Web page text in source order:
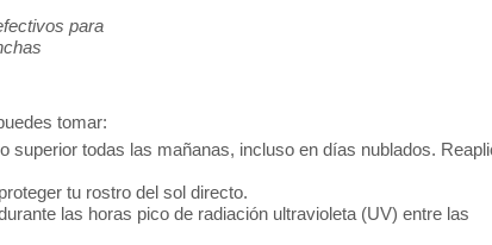
para
tomar:
superior todas las mañanas, incluso en días nublados.
tu rostro del sol directo.
las horas pico de radiación ultravioleta (UV) entre las